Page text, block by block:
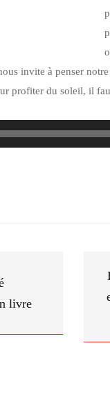
invite à penser
profiter du soleil, il
livre